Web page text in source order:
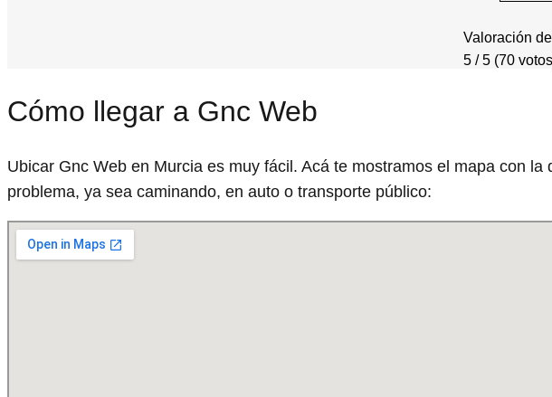
Valoración
5 / 5 (70
Cómo llegar a Gnc Web
Ubicar Gnc Web en Murcia es muy fácil. Acá te mostramos el mapa con
problema, ya sea caminando, en auto o transporte público: